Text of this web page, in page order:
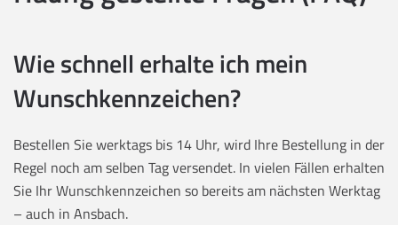
Wie schnell erhalte ich mein
Wunschkennzeichen?
Bestellen Sie werktags bis 14 Uhr, wird Ihre Bestellung in der
Regel noch am selben Tag versendet. In vielen Fällen erhalten
Sie Ihr Wunschkennzeichen so bereits am nächsten Werktag
– auch in Ansbach.